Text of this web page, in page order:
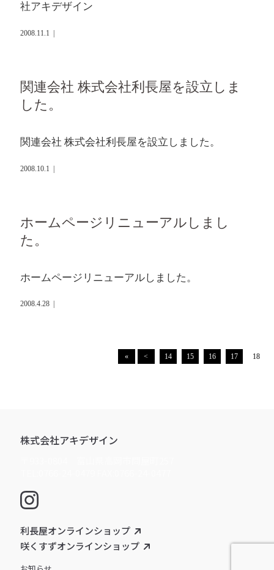
社アキデザイン
2008.11.1
関連会社 株式会社利長屋を設立しま
した。
関連会社 株式会社利長屋を設立しました。
2008.10.1
ホームページリニューアルしまし
た。
ホームページリニューアルしました。
2008.4.28
« < 14 15 16 17 18
株式会社アキデザイン
利長屋オンラインショップ
咲くすずオンラインショップ